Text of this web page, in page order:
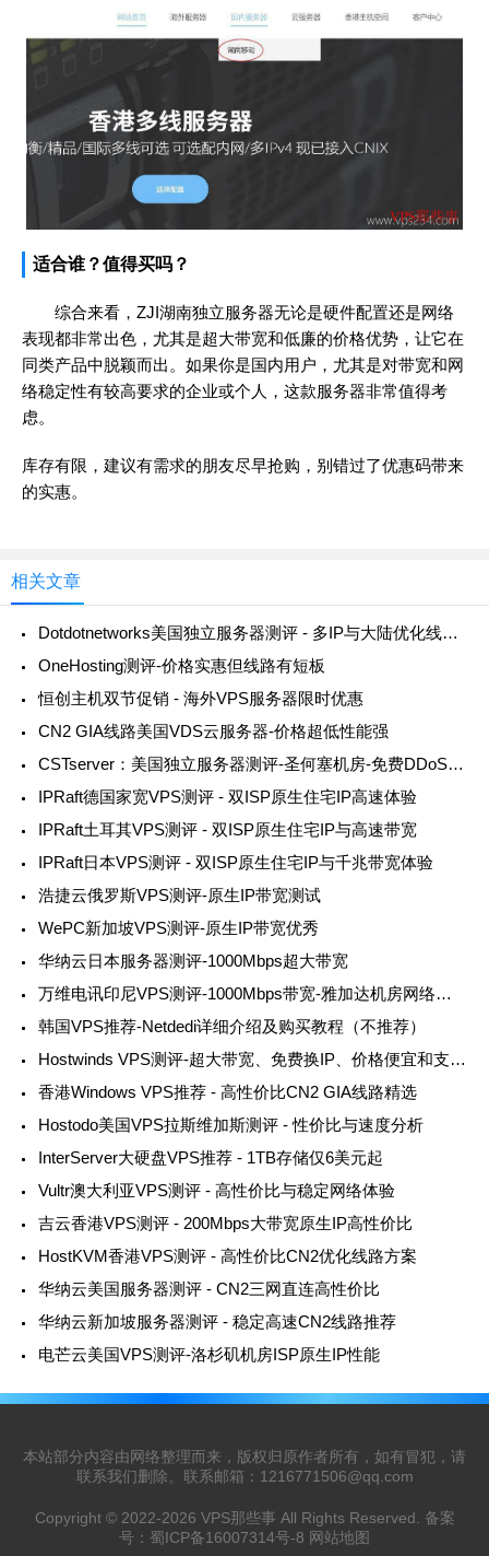
适合谁？值得买吗？
综合来看，ZJI湖南独立服务器无论是硬件配置还是网络
表现都非常出色，尤其是超大带宽和低廉的价格优势，让它在
同类产品中脱颖而出。如果你是国内用户，尤其是对带宽和网
络稳定性有较高要求的企业或个人，这款服务器非常值得考
虑。
库存有限，建议有需求的朋友尽早抢购，别错过了优惠码带来
的实惠。
相关文章
Dotdotnetworks美国独立服务器测评 - 多IP与大陆优化线路解析
OneHosting测评-价格实惠但线路有短板
恒创主机双节促销 - 海外VPS服务器限时优惠
CN2 GIA线路美国VDS云服务器-价格超低性能强
CSTserver：美国独立服务器测评-圣何塞机房-免费DDoS防御
IPRaft德国家宽VPS测评 - 双ISP原生住宅IP高速体验
IPRaft土耳其VPS测评 - 双ISP原生住宅IP与高速带宽
IPRaft日本VPS测评 - 双ISP原生住宅IP与千兆带宽体验
浩捷云俄罗斯VPS测评-原生IP带宽测试
WePC新加坡VPS测评-原生IP带宽优秀
华纳云日本服务器测评-1000Mbps超大带宽
万维电讯印尼VPS测评-1000Mbps带宽-雅加达机房网络稳定但延迟偏高
韩国VPS推荐-Netdedi详细介绍及购买教程（不推荐）
Hostwinds VPS测评-超大带宽、免费换IP、价格便宜和支持支付宝
香港Windows VPS推荐 - 高性价比CN2 GIA线路精选
Hostodo美国VPS拉斯维加斯测评 - 性价比与速度分析
InterServer大硬盘VPS推荐 - 1TB存储仅6美元起
Vultr澳大利亚VPS测评 - 高性价比与稳定网络体验
吉云香港VPS测评 - 200Mbps大带宽原生IP高性价比
HostKVM香港VPS测评 - 高性价比CN2优化线路方案
华纳云美国服务器测评 - CN2三网直连高性价比
华纳云新加坡服务器测评 - 稳定高速CN2线路推荐
电芒云美国VPS测评-洛杉矶机房ISP原生IP性能
本站部分内容由网络整理而来，版权归原作者所有，如有冒犯，请
联系我们删除。联系邮箱： 1216771506@qq.com
Copyright © 2022-2026 VPS那些事 All Rights Reserved. 备案
号： 蜀ICP备16007314号-8 网站地图